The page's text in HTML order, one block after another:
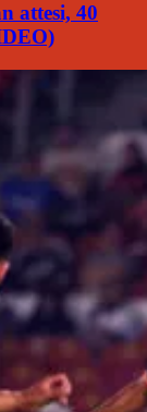
attesi, 40